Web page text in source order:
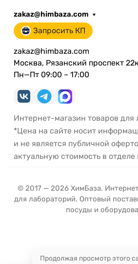
zakaz@himbaza.com
Запросить КП
zakaz@himbaza.com
Москва, Рязанский проспект
Пн—Пт 09:00 – 17:00
Интернет-магазин товаров для
*Цена на сайте носит
и не является публичной
актуальную стоимость в
© 2017 — 2026 ХимБаза.
для лабораторий. Оптовый
посуды и
Продолжая просмотр этого